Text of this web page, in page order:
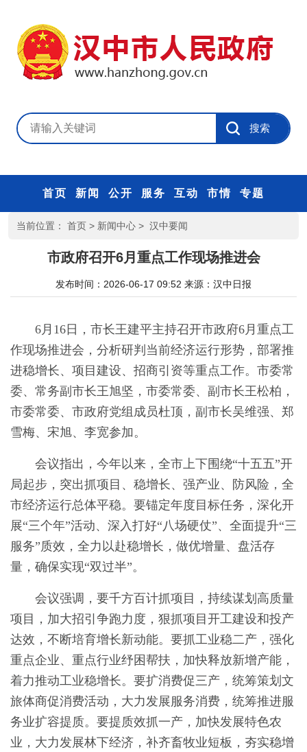
首页 新闻 公开 服务 互动 市情 专题
当前位置： 首页 > 新闻中心 > 汉中要闻
市政府召开6月重点工作现场推进会
发布时间：2026-06-17 09:52 来源： 汉中日报
6月16日，市长王建平主持召开市政府6月重点工
作现场推进会，分析研判当前经济运行形势，部署推
进稳增长、项目建设、招商引资等重点工作。市委常
委、常务副市长王旭坚，市委常委、副市长王松柏，
市委常委、市政府党组成员杜顶，副市长吴维强、郑
雪梅、宋旭、李宽参加。
会议指出，今年以来，全市上下围绕“十五五”开
局起步，突出抓项目、稳增长、强产业、防风险，全
市经济运行总体平稳。要锚定年度目标任务，深化开
展“三个年”活动、深入打好“八场硬仗”、全面提升“三
服务”质效，全力以赴稳增长，做优增量、盘活存
量，确保实现“双过半”。
会议强调，要千方百计抓项目，持续谋划高质量
项目，加大招引争跑力度，狠抓项目开工建设和投产
达效，不断培育增长新动能。要抓工业稳二产，强化
重点企业、重点行业纾困帮扶，加快释放新增产能，
着力推动工业稳增长。要扩消费促三产，统筹策划文
旅体商促消费活动，大力发展服务消费，统筹推进服
务业扩容提质。要提质效抓一产，加快发展特色农
业，大力发展林下经济，补齐畜牧业短板，夯实稳增